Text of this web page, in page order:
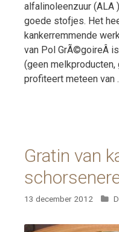
alfalinoleenzuur (ALA
goede stofjes. Het
kankerremmende
van Pol GrÃ©goireÂ
(geen melkproducten,
profiteert meteen van
Gratin van
13 december 2012